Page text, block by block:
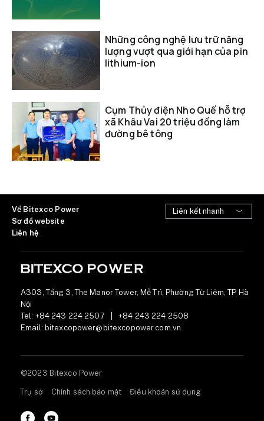
Những công nghệ lưu trữ năng
lượng vượt qua giới hạn của pin
lithium-ion
Cụm Thủy điện Nho Quế hỗ trợ
xã Khâu Vai 20 triệu đồng làm
đường bê tông
Về Bitexco Power
Sơ đồ website
Liên hệ
A303, Tầng 3, The Manor Tower, Mễ Trì, Phường Từ Liêm, TP Hà
Nội
Tel: +84 243 224 2507
+84 243 224 2508
Email: bitexcopower@bitexcopower.com.vn
©2023 Bitexco Power
Trụ sở Chính sách bảo mật Điều khoản sử dụng